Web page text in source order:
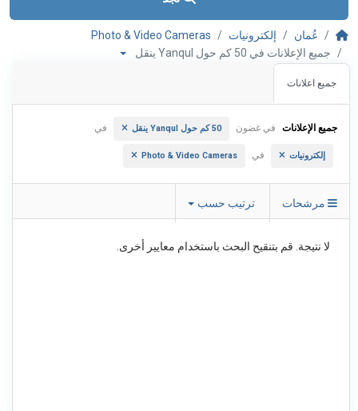
عُمان إلكترونيات
Photo & Video Cameras
جميع الإعلانات في 50 كم حول Yanqul ينقل
جميع اعلانات
جميع الإعلانات في غضون 50 كم حول Yanqul ينقل في
إلكترونيات في Photo & Video Cameras
مرشحات ترتيب حسب
لا نتيجة. قم بتنقيح البحث باستخدام معايير أخرى.